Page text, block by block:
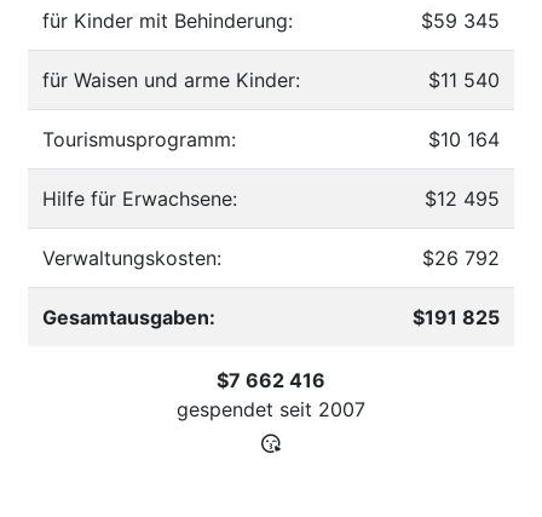
für Kinder mit Behinderung: $59 345
für Waisen und arme Kinder: $11 540
Tourismusprogramm: $10 164
Hilfe für Erwachsene: $12 495
Verwaltungskosten: $26 792
Gesamtausgaben: $191 825
$7 662 416
gespendet seit 2007